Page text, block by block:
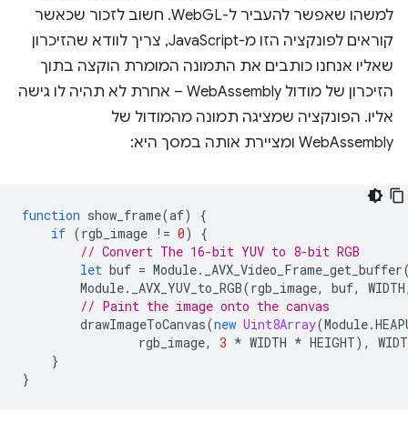
למשהו שאפשר להעביר ל-WebGL. חשוב לזכור שכאשר
קוראים לפונקציה הזו מ-JavaScript, צריך לוודא שהזיכרון
שאליו אנחנו כותבים את התמונה המומרת הוקצה בתוך
הזיכרון של מודול WebAssembly – אחרת לא תהיה לו גישה
אליו. הפונקציה שמציגה תמונה מהמודול של
WebAssembly ומציירת אותה במסך היא:
function show_frame(af)
{
if (rgb_image != 0)
{
// Convert The 16-bit YUV to 8-bit RGB
let buf = Module. _AVX_Video_Frame_get_buffer
Module. _AVX_YUV_to_RGB(rgb_image, buf, WIDTH
// Paint the image onto the canvas
drawImageToCanvas(new Uint8Array(Module.
rgb_image, 3 * WIDTH * HEIGHT),
}
}